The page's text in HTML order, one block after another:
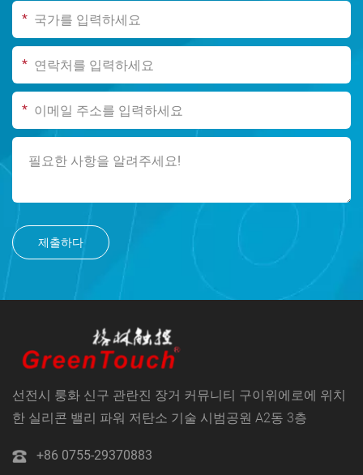
*
*
*
제출하다
선전시 룽화 신구 관란진 장거 커뮤니티 구이위에로에 위치
한 실리콘 밸리 파워 저탄소 기술 시범공원 A2동 3층
+86 0755-29370883